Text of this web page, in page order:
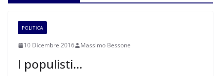
POLITICA
10 Dicembre 2016 Massimo Bessone
I populisti…